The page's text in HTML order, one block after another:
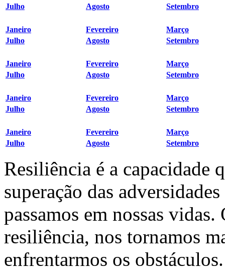
Julho
Agosto Setembro
Janeiro Fevereiro
Março
Julho
Agosto Setembro
Janeiro Fevereiro
Março
Julho
Agosto Setembro
Janeiro Fevereiro
Março
Julho
Agosto Setembro
Janeiro Fevereiro
Março
Julho
Agosto Setembro
Resiliência é a capacidade
superação das
passamos em nossas
resiliência, nos tornamos
enfrentarmos os obstáculos.